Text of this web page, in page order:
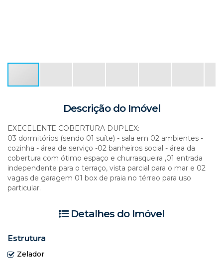
Descrição do Imóvel
EXECELENTE COBERTURA DUPLEX:
03 dormitórios (sendo 01 suíte) - sala em 02 ambientes -
cozinha - área de serviço -02 banheiros social - área da
cobertura com ótimo espaço e churrasqueira ,01 entrada
independente para o terraço, vista parcial para o mar e 02
vagas de garagem 01 box de praia no térreo para uso
particular.
Detalhes do Imóvel
Estrutura
Zelador